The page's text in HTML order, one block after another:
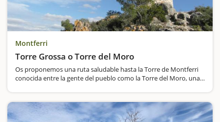
Montferri
Torre Grossa o Torre del Moro
Os proponemos una ruta saludable hasta la Torre de Montferri
conocida entre la gente del pueblo como la Torre del Moro, una